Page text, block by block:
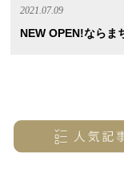
2021.07.09
NEW OPEN!なら